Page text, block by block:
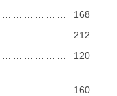
168
212
120
160